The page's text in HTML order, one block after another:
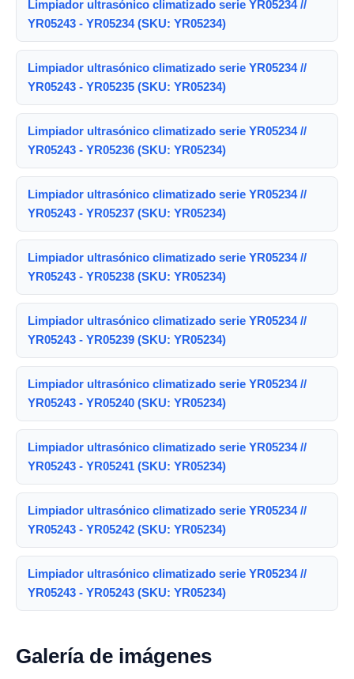
Limpiador ultrasónico climatizado serie YR05234 //
YR05243 - YR05234 (SKU: YR05234)
Limpiador ultrasónico climatizado serie YR05234 //
YR05243 - YR05235 (SKU: YR05234)
Limpiador ultrasónico climatizado serie YR05234 //
YR05243 - YR05236 (SKU: YR05234)
Limpiador ultrasónico climatizado serie YR05234 //
YR05243 - YR05237 (SKU: YR05234)
Limpiador ultrasónico climatizado serie YR05234 //
YR05243 - YR05238 (SKU: YR05234)
Limpiador ultrasónico climatizado serie YR05234 //
YR05243 - YR05239 (SKU: YR05234)
Limpiador ultrasónico climatizado serie YR05234 //
YR05243 - YR05240 (SKU: YR05234)
Limpiador ultrasónico climatizado serie YR05234 //
YR05243 - YR05241 (SKU: YR05234)
Limpiador ultrasónico climatizado serie YR05234 //
YR05243 - YR05242 (SKU: YR05234)
Limpiador ultrasónico climatizado serie YR05234 //
YR05243 - YR05243 (SKU: YR05234)
Galería de imágenes